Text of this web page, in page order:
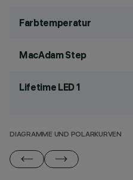
Farbtemperatur
MacAdam Step
Lifetime LED 1
DIAGRAMME UND POLARKURVEN